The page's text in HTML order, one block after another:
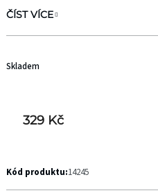
ČÍST VÍCE
329 Kč
Skladem
Kód produktu:14245